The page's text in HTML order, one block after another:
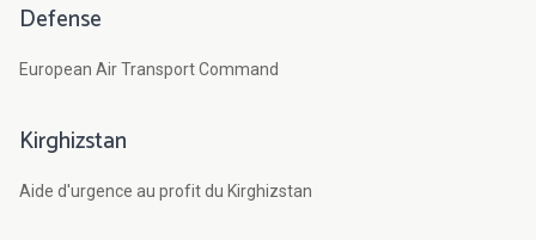
Defense
European Air Transport Command
Kirghizstan
Aide d'urgence au profit du Kirghizstan